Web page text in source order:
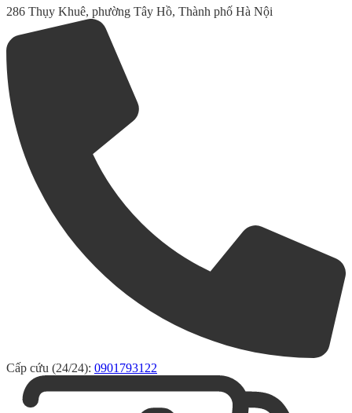
286 Thụy Khuê, phường Tây Hồ, Thành phố Hà Nội
Cấp cứu (24/24): 0901793122